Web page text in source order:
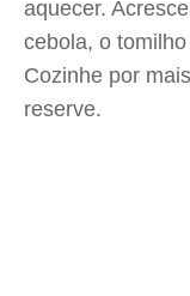
aquecer.
cebola, o
Cozinhe por
reserve.